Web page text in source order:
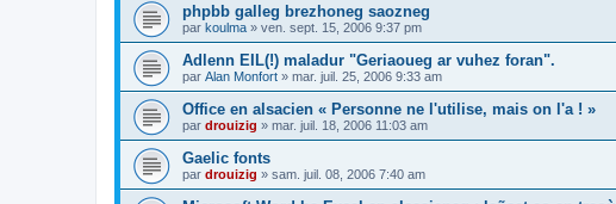
phpbb galleg brezhoneg saozneg
par koulma » ven. sept. 15, 2006 9:37 pm
Adlenn EIL(!) maladur "Geriaoueg ar vuhez foran".
par Alan Monfort » mar. juil. 25, 2006 9:33 am
Office en alsacien « Personne ne l'utilise, mais on l'a ! »
par drouizig » mar. juil. 18, 2006 11:03 am
Gaelic fonts
par drouizig » sam. juil. 08, 2006 7:40 am